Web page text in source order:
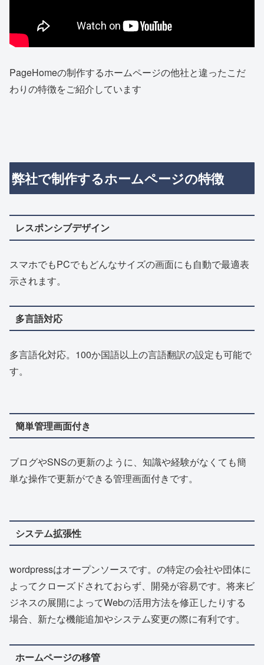
PageHomeの制作するホームページの他社と違ったこだ
わりの特徴をご紹介しています
弊社で制作するホームページの特徴
レスポンシブデザイン
スマホでもPCでもどんなサイズの画面にも自動で最適表
示されます。
多言語対応
多言語化対応。100か国語以上の言語翻訳の設定も可能で
す。
簡単管理画面付き
ブログやSNSの更新のように、知識や経験がなくても簡
単な操作で更新ができる管理画面付きです。
システム拡張性
wordpressはオープンソースです。の特定の会社や団体に
よってクローズドされておらず、開発が容易です。将来ビ
ジネスの展開によってWebの活用方法を修正したりする
場合、新たな機能追加やシステム変更の際に有利です。
ホームページの移管